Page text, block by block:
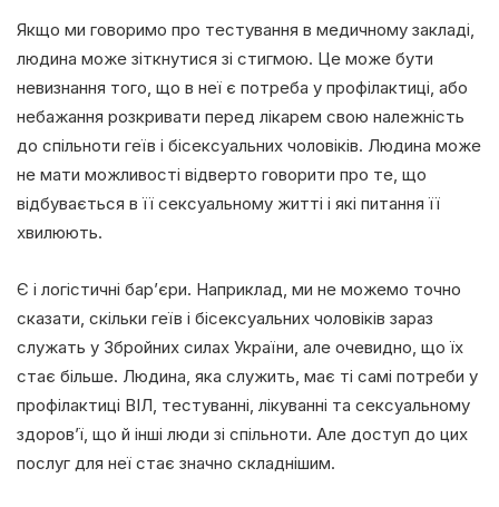
Якщо ми говоримо про тестування в медичному закладі,
людина може зіткнутися зі стигмою. Це може бути
невизнання того, що в неї є потреба у профілактиці, або
небажання розкривати перед лікарем свою належність
до спільноти геїв і бісексуальних чоловіків. Людина може
не мати можливості відверто говорити про те, що
відбувається в її сексуальному житті і які питання її
хвилюють.
Є і логістичні бар’єри. Наприклад, ми не можемо точно
сказати, скільки геїв і бісексуальних чоловіків зараз
служать у Збройних силах України, але очевидно, що їх
стає більше. Людина, яка служить, має ті самі потреби у
профілактиці ВІЛ, тестуванні, лікуванні та сексуальному
здоров’ї, що й інші люди зі спільноти. Але доступ до цих
послуг для неї стає значно складнішим.